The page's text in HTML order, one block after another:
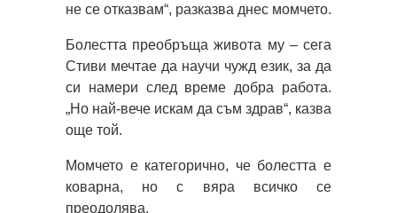
не се отказвам“, разказва днес момчето.
Болестта преобръща живота му – сега
Стиви мечтае да научи чужд език, за да
си намери след време добра работа.
„Но най-вече искам да съм здрав“, казва
още той.
Момчето е категорично, че болестта е
коварна, но с вяра всичко се
преодолява.